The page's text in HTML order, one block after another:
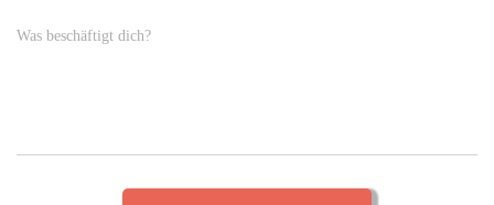
Was beschäftigt dich?